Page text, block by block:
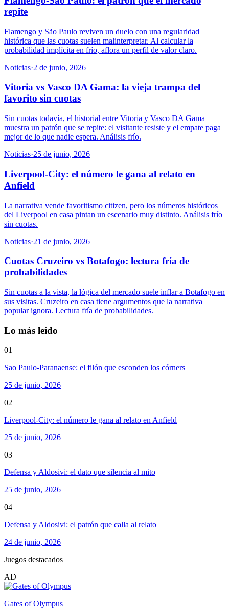
repite
Flamengo y São Paulo reviven un duelo con una regularidad
histórica que las cuotas suelen malinterpretar. Al calcular la
probabilidad implícita en frío, aflora un perfil de valor claro.
Noticias·2 de junio, 2026
Vitoria vs Vasco DA Gama: la vieja trampa del
favorito sin cuotas
Sin cuotas todavía, el historial entre Vitoria y Vasco DA Gama
muestra un patrón que se repite: el visitante resiste y el empate paga
mejor de lo que nadie espera. Análisis frío.
Noticias·25 de junio, 2026
Liverpool-City: el número le gana al relato en
Anfield
La narrativa vende favoritismo citizen, pero los números históricos
del Liverpool en casa pintan un escenario muy distinto. Análisis frío
sin cuotas.
Noticias·21 de junio, 2026
Cuotas Cruzeiro vs Botafogo: lectura fría de
probabilidades
Sin cuotas a la vista, la lógica del mercado suele inflar a Botafogo en
sus visitas. Cruzeiro en casa tiene argumentos que la narrativa
popular ignora. Lectura fría de probabilidades.
Lo más leído
01
Sao Paulo-Paranaense: el filón que esconden los córners
25 de junio, 2026
02
Liverpool-City: el número le gana al relato en Anfield
25 de junio, 2026
03
Defensa y Aldosivi: el dato que silencia al mito
25 de junio, 2026
04
Defensa y Aldosivi: el patrón que calla al relato
24 de junio, 2026
Juegos destacados
AD
Gates of Olympus